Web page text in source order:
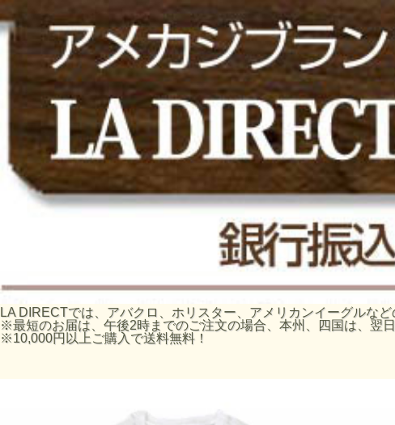
LA DIRECTでは、アバクロ、ホリスター、アメリカンイーグルな
※最短のお届は、午後2時までのご注文の場合、本州、四国は、翌
※10,000円以上ご購入で送料無料！